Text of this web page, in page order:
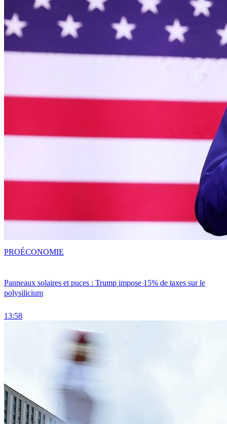
Panneaux solaires et puces : Trump impose 15% de taxes sur le
polysilicium
13:58
PROÉCONOMIE